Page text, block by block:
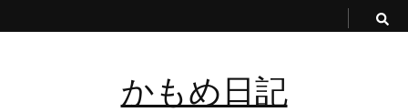
かもめ日記